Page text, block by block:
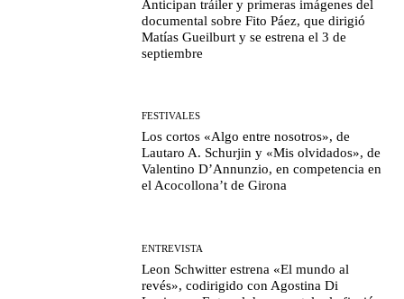
Anticipan tráiler y primeras imágenes del
documental sobre Fito Páez, que dirigió
Matías Gueilburt y se estrena el 3 de
septiembre
FESTIVALES
Los cortos «Algo entre nosotros», de
Lautaro A. Schurjin y «Mis olvidados», de
Valentino D’Annunzio, en competencia en
el Acocollona’t de Girona
ENTREVISTA
Leon Schwitter estrena «El mundo al
revés», codirigido con Agostina Di